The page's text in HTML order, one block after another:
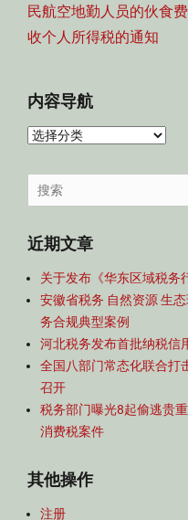
航
post:
民航空地勤人员的伙食
收个人所得税的通知
内容导航
内
导
航
Search
for:
近期文章
关于发布《华东区域税务
安徽省税务 自然资源 生
务合规典型案例
河北税务发布首批纳税信
全国八部门常态化联合打
召开
税务部门曝光8起偷逃贵
消费税案件
其他操作
注册